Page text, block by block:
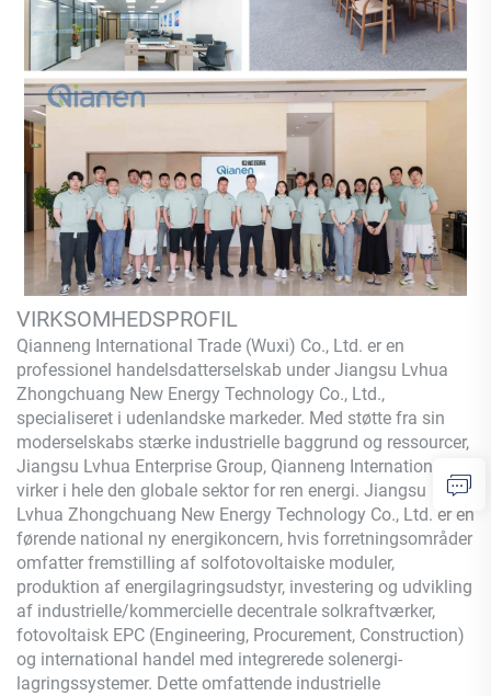
VIRKSOMHEDSPROFIL
Qianneng International Trade (Wuxi) Co., Ltd. er en
professionel handelsdatterselskab under Jiangsu Lvhua
Zhongchuang New Energy Technology Co., Ltd.,
specialiseret i udenlandske markeder. Med støtte fra sin
moderselskabs stærke industrielle baggrund og ressourcer,
Jiangsu Lvhua Enterprise Group, Qianneng International
virker i hele den globale sektor for ren energi. Jiangsu
Lvhua Zhongchuang New Energy Technology Co., Ltd. er en
førende national ny energikoncern, hvis forretningsområder
omfatter fremstilling af solfotovoltaiske moduler,
produktion af energilagringsudstyr, investering og udvikling
af industrielle/kommercielle decentrale solkraftværker,
fotovoltaisk EPC (Engineering, Procurement, Construction)
og international handel med integrerede solenergi-
lagringssystemer. Dette omfattende industrielle